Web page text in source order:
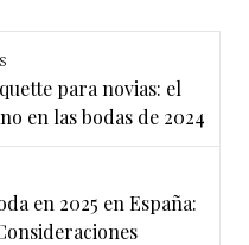
para novias: el
en las bodas de 2024
en 2025 en España: